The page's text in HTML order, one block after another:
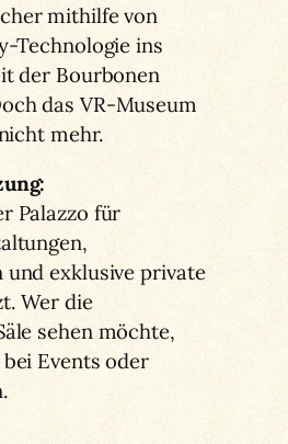
mithilfe von
Technologie ins
der Bourbonen
das VR-Museum
mehr.
Palazzo für
und exklusive private
Wer die
sehen möchte,
Events oder